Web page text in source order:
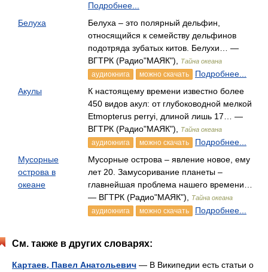
Подробнее...
Белуха
Белуха – это полярный дельфин,
относящийся к семейству дельфинов
подотряда зубатых китов. Белухи… —
ВГТРК (Радио"МАЯК"),
Тайна океана
аудиокнига можно скачать
Подробнее...
Акулы
К настоящему времени известно более
450 видов акул: от глубоководной мелкой
Etmopterus perryi, длиной лишь 17… —
ВГТРК (Радио"МАЯК"),
Тайна океана
аудиокнига можно скачать
Подробнее...
Мусорные
острова в
океане
Мусорные острова – явление новое, ему
лет 20. Замусоривание планеты –
главнейшая проблема нашего времени…
— ВГТРК (Радио"МАЯК"),
Тайна океана
аудиокнига можно скачать Подробнее...
См. также в других словарях:
Картаев, Павел Анатольевич — В Википедии есть статьи о